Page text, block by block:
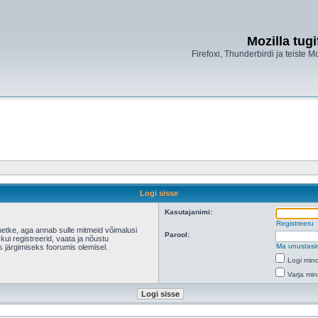
Mozilla
Firefoxi, Thunderbirdi ja teiste
Logi sisse
aga annab sulle mitmeid võimalusi
registreerid, vaata ja nõustu
järgimiseks foorumis olemisel.
Kasutajanimi:
Registreeru
Parool:
Ma
Logi
Varja